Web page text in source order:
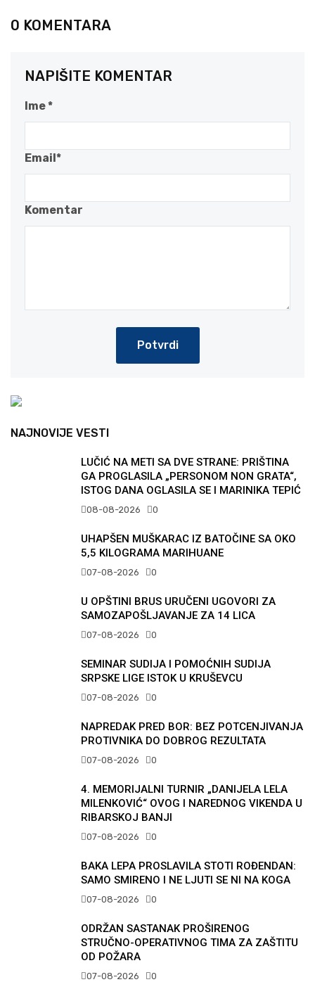
0 KOMENTARA
NAPIŠITE KOMENTAR
Ime *
Email*
Komentar
Potvrdi
NAJNOVIJE VESTI
LUČIĆ NA METI SA DVE STRANE: PRIŠTINA
GA PROGLASILA „PERSONOM NON GRATA“,
ISTOG DANA OGLASILA SE I MARINIKA TEPIĆ
08-08-2026 0
UHAPŠEN MUŠKARAC IZ BATOČINE SA OKO
5,5 KILOGRAMA MARIHUANE
07-08-2026 0
U OPŠTINI BRUS URUČENI UGOVORI ZA
SAMOZAPOŠLJAVANJE ZA 14 LICA
07-08-2026 0
SEMINAR SUDIJA I POMOĆNIH SUDIJA
SRPSKE LIGE ISTOK U KRUŠEVCU
07-08-2026 0
NAPREDAK PRED BOR: BEZ POTCENJIVANJA
PROTIVNIKA DO DOBROG REZULTATA
07-08-2026 0
4. MEMORIJALNI TURNIR „DANIJELA LELA
MILENKOVIĆ“ OVOG I NAREDNOG VIKENDA U
RIBARSKOJ BANJI
07-08-2026 0
BAKA LEPA PROSLAVILA STOTI ROĐENDAN:
SAMO SMIRENO I NE LJUTI SE NI NA KOGA
07-08-2026 0
ODRŽAN SASTANAK PROŠIRENOG
STRUČNO-OPERATIVNOG TIMA ZA ZAŠTITU
OD POŽARA
07-08-2026 0